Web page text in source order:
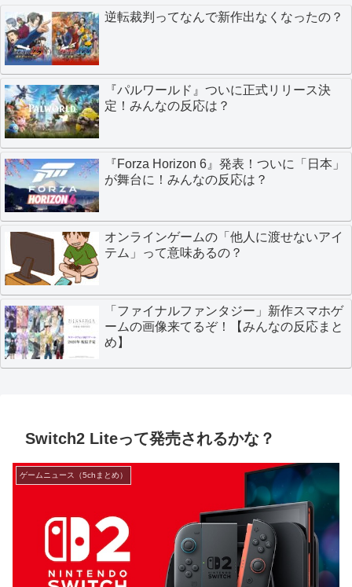
逆転裁判ってなんで新作出なくなったの？
『パルワールド』ついに正式リリース決
定！みんなの反応は？
『Forza Horizon 6』発表！ついに「日本」
が舞台に！みんなの反応は？
オンラインゲームの「他人に渡せないアイ
テム」って意味あるの？
「ファイナルファンタジー」新作スマホゲ
ームの画像来てるぞ！【みんなの反応まと
め】
Switch2 Liteって発売されるかな？
ゲームニュース（5chまとめ）